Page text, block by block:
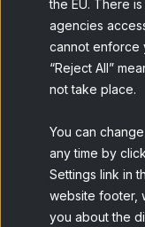
the EU. There
agencies
cannot enforce
“Reject All”
not take place.
You can
any time by
Settings link in
website footer,
you about the
Home Blog
Tabla de
¿Qué son